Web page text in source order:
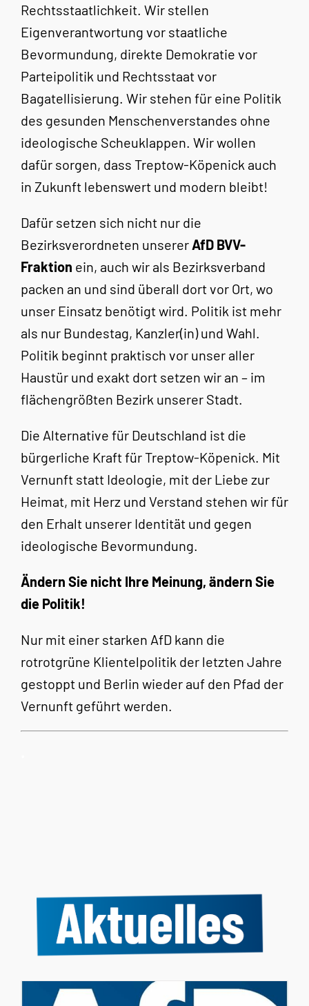
Rechtsstaatlichkeit. Wir stellen
Eigenverantwortung vor staatliche
Bevormundung, direkte Demokratie vor
Parteipolitik und Rechtsstaat vor
Bagatellisierung. Wir stehen für eine Politik
des gesunden Menschenverstandes ohne
ideologische Scheuklappen. Wir wollen
dafür sorgen, dass Treptow-Köpenick auch
in Zukunft lebenswert und modern bleibt!
Dafür setzen sich nicht nur die
Bezirksverordneten unserer AfD BVV-
Fraktion ein, auch wir als Bezirksverband
packen an und sind überall dort vor Ort, wo
unser Einsatz benötigt wird. Politik ist mehr
als nur Bundestag, Kanzler(in) und Wahl.
Politik beginnt praktisch vor unser aller
Haustür und exakt dort setzen wir an – im
flächengrößten Bezirk unserer Stadt.
Die Alternative für Deutschland ist die
bürgerliche Kraft fürTreptow-Köpenick. Mit
Vernunft statt Ideologie, mit der Liebe zur
Heimat, mit Herz und Verstand stehen wir für
den Erhalt unserer Identität und gegen
ideologische Bevormundung.
Ändern Sie nicht Ihre Meinung, ändern Sie
die Politik!
Nur mit einer starken AfD kann die
rotrotgrüne Klientelpoli­tik der letzten Jahre
gestoppt und Berlin wieder auf den Pfad der
Vernunft geführt werden.